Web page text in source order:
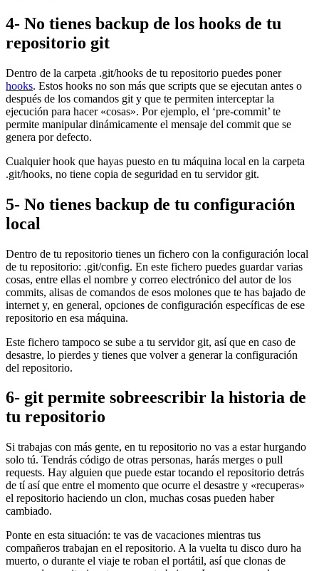
4- No tienes backup de los hooks de tu
repositorio git
Dentro de la carpeta .git/hooks de tu repositorio puedes poner
hooks. Estos hooks no son más que scripts que se ejecutan antes o
después de los comandos git y que te permiten interceptar la
ejecución para hacer «cosas». Por ejemplo, el ‘pre-commit’ te
permite manipular dinámicamente el mensaje del commit que se
genera por defecto.
Cualquier hook que hayas puesto en tu máquina local en la carpeta
.git/hooks, no tiene copia de seguridad en tu servidor git.
5- No tienes backup de tu configuración
local
Dentro de tu repositorio tienes un fichero con la configuración local
de tu repositorio: .git/config. En este fichero puedes guardar varias
cosas, entre ellas el nombre y correo electrónico del autor de los
commits, alisas de comandos de esos molones que te has bajado de
internet y, en general, opciones de configuración específicas de ese
repositorio en esa máquina.
Este fichero tampoco se sube a tu servidor git, así que en caso de
desastre, lo pierdes y tienes que volver a generar la configuración
del repositorio.
6- git permite sobreescribir la historia de
tu repositorio
Si trabajas con más gente, en tu repositorio no vas a estar hurgando
solo tú. Tendrás código de otras personas, harás merges o pull
requests. Hay alguien que puede estar tocando el repositorio detrás
de tí así que entre el momento que ocurre el desastre y «recuperas»
el repositorio haciendo un clon, muchas cosas pueden haber
cambiado.
Ponte en esta situación: te vas de vacaciones mientras tus
compañeros trabajan en el repositorio. A la vuelta tu disco duro ha
muerto, o durante el viaje te roban el portátil, así que clonas de